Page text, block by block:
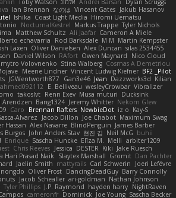
Toby Watson אלמוג Andrei Barsan
Dylan Scruggs
Ian Brennan なのは Vincent Gates Jakub Hasanov
Ishika Coast Light Media Hiromi Uematsu
NocturnalKestrel Markus Trappe Tyler Nichols
Matthew Schultz Ali Jaafar Cameron A Miele
echavarria Rod Barksdale M M Martin Kempster
Laxen Oliver Danielsen Alex Duncan silas 2534455
Daniel Wilson RAfort Owen Maynard
Nico Cloud
Volovnenko Stina Walberg Cosmas A Demetriou
Meene Lindner Vincent Ludwig Kiefner BF2 _Pilot
JGWentworth877 Gan3e46 Jean Dazzworks3d Kilian
E. Belliveau wesleyCrowbar Vibralizer
takoslvt Renn Exev Musa muturi Ducksink
Arendzen Bang1324 Jeremy Whitter Nekom Glew
Caro Brennan Rafters NewbieDot iz o Kay-S
Alvarez Jacob Dillon Joe Chabot Maximum Swag
Hassan Alex Navarre BlindPenguin James Barber
Burgos John Anders Stav 현진 김 Neil McG buhii
Enrique Sascha Huncke Elīza M. Melli arbiter1209
Chris Reeves Jessica DESTER Kiki Jake Ruesch
Hari Prasad Naik Slaytex Marshall Gromit Dan Pachter
Jaelin Smith mattyrails Carl Schwerin
Joeri Lefévre
Oliver Frost DancingDeadGuy Barry Connolly
Jacob Schealler ari-goldman Nathan Johnson
Tyler Phillips J.P. Raymond hayden harry NightRaven
cameronfr Dominick Joe Young Sascha Becker